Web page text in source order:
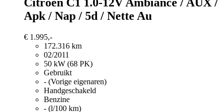
Apk / Nap / 5d / Nette Au
€ 1.995,-
172.316 km
02/2011
50 kW (68 PK)
Gebruikt
- (Vorige eigenaren)
Handgeschakeld
Benzine
- (l/100 km)